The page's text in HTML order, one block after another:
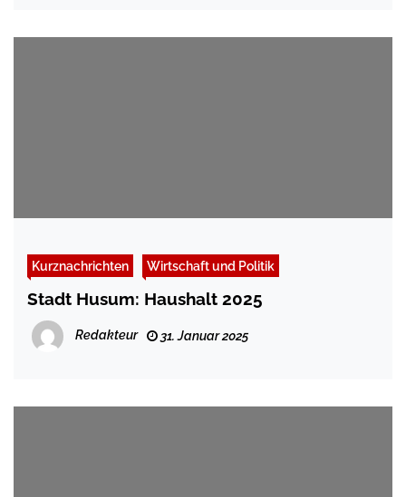
Kurznachrichten Wirtschaft und Politik
Stadt Husum: Haushalt 2025
Redakteur 31. Januar 2025